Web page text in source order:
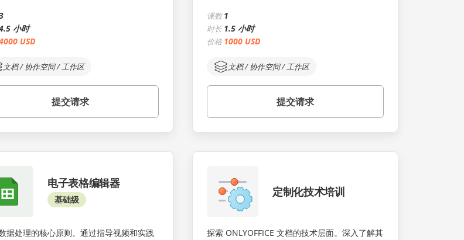
小时
USD
文档 / 协作空间 / 工作区
提交请求
课数 1
时长 1.5 小时
价格 1000 USD
文档 / 协作空间 / 工作区
提交请求
电子表格编辑器
基础级
据处理的核心原则。通过指导视频和实践
定制化技术培训
探索 ONLYOFFICE 文档的技术层面。深入了解其